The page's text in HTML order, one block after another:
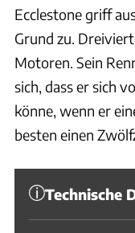
Ecclestone griff
Grund zu.
Motoren. Sein
sich, dass er sich
könne, wenn er
besten einen
Technische